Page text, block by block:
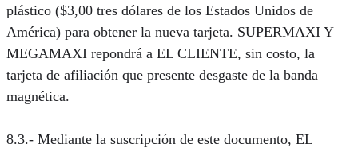
plástico ($3,00 tres dólares de los Estados Unidos de
América) para obtener la nueva tarjeta. SUPERMAXI Y
MEGAMAXI repondrá a EL CLIENTE, sin costo, la
tarjeta de afiliación que presente desgaste de la banda
magnética.
8.3.- Mediante la suscripción de este documento, EL